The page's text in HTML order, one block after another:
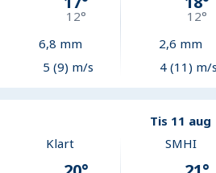
12°
6,8 mm
5 (9) m/s
12°
2,6 mm
4 (11) m/s
Tis 11 aug
Klart
SMHI